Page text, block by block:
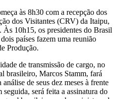
às 8h30 com a recepção dos
dos Visitantes (CRV) da Itaipu,
10h15, os presidentes do Brasil
países fazem uma reunião
Produção.
de transmissão de cargo, no
brasileiro, Marcos Stamm, fará
de seus dez meses à frente
será feita a assinatura do